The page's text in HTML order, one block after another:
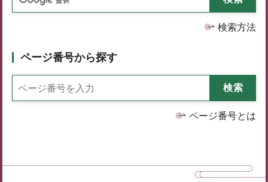
検索方法
ページ番号から探す
ページ番号とは